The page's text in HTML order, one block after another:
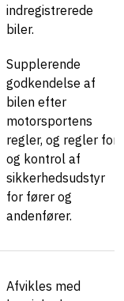
indregistrerede
biler.
Supplerende
godkendelse af
bilen efter
motorsportens
regler, og regler for
og kontrol af
sikkerhedsudstyr
for fører og
andenfører.
Afvikles med